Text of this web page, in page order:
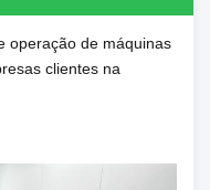
operação de máquinas
clientes na